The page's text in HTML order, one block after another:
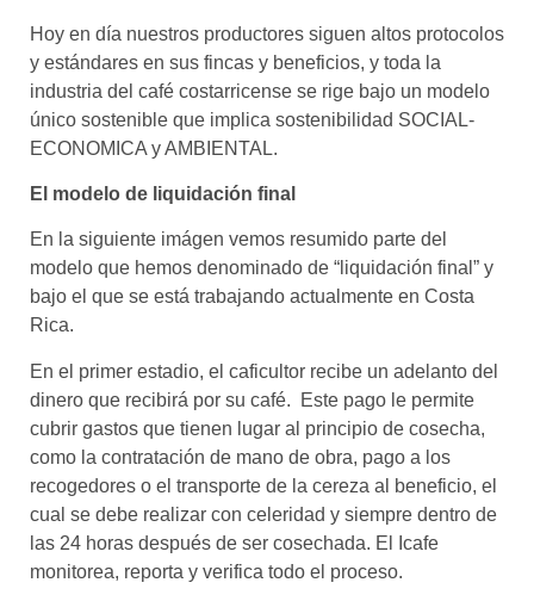
Hoy en día nuestros productores siguen altos protocolos
y estándares en sus fincas y beneficios, y toda la
industria del café costarricense se rige bajo un modelo
único sostenible que implica sostenibilidad SOCIAL-
ECONOMICA y AMBIENTAL.
El modelo de liquidación final
En la siguiente imágen vemos resumido parte del
modelo que hemos denominado de “liquidación final” y
bajo el que se está trabajando actualmente en Costa
Rica.
En el primer estadio, el caficultor recibe un adelanto del
dinero que recibirá por su café. Este pago le permite
cubrir gastos que tienen lugar al principio de cosecha,
como la contratación de mano de obra, pago a los
recogedores o el transporte de la cereza al beneficio, el
cual se debe realizar con celeridad y siempre dentro de
las 24 horas después de ser cosechada. El Icafe
monitorea, reporta y verifica todo el proceso.